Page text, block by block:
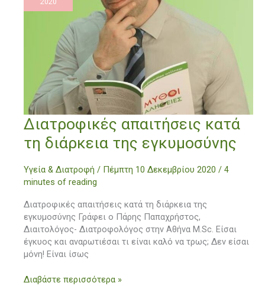
Διατροφικές απαιτήσεις κατά
τη διάρκεια της εγκυμοσύνης
Υγεία & Διατροφή / Πέμπτη 10 Δεκεμβρίου 2020 / 4
minutes of reading
Διατροφικές απαιτήσεις κατά τη διάρκεια της
εγκυμοσύνης Γράφει ο Πάρης Παπαχρήστος,
Διαιτολόγος- Διατροφολόγος στην Αθήνα M.Sc. Είσαι
έγκυος και αναρωτιέσαι τι είναι καλό να τρως; Δεν είσαι
μόνη! Είναι ίσως
Διατροφικές
απαιτήσεις
κατά
διάρκεια
της
Διαβάστε περισσότερα »